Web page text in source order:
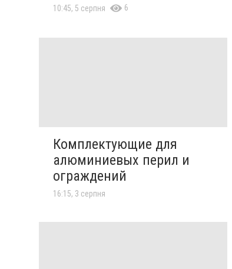
10:45, 5 серпня 6
Комплектующие для
алюминиевых перил и
ограждений
16:15, 3 серпня